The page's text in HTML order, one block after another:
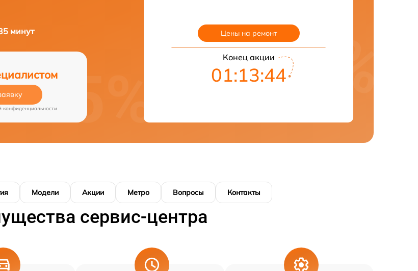
минут
конфиденциальности
Цены на ремонт
Конец акции
01:13:43
Модели Акции Метро Вопросы Контакты
сервис-центра